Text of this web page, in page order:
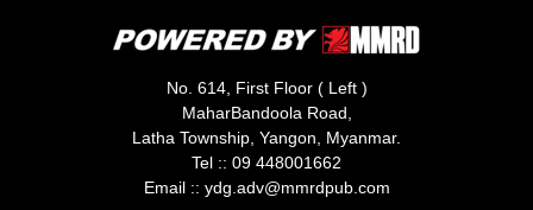
No. 614, First Floor ( Left )
MaharBandoola Road,
Latha Township, Yangon, Myanmar.
Tel :: 09 448001662
Email :: ydg.adv@mmrdpub.com